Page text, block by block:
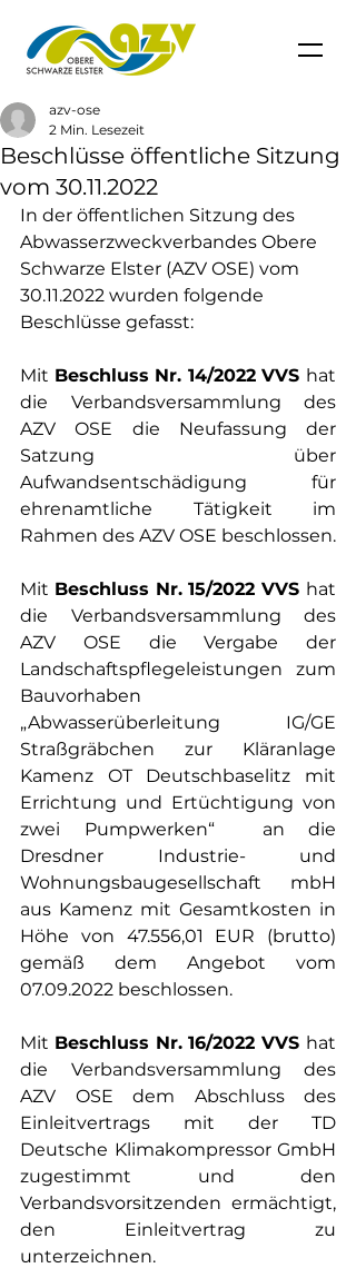
Beschlüsse öffentliche Sitzung
vom 30.11.2022
azv-ose
2 Min. Lesezeit
In der öffentlichen Sitzung des
Abwasserzweckverbandes Obere
Schwarze Elster (AZV OSE) vom
30.11.2022 wurden folgende
Beschlüsse gefasst:
Mit Beschluss Nr. 14/2022 VVS hat
die Verbandsversammlung des
AZV OSE die Neufassung der
Satzung über
Aufwandsentschädigung für
ehrenamtliche Tätigkeit im
Rahmen des AZV OSE beschlossen.
Mit Beschluss Nr. 15/2022 VVS hat
die Verbandsversammlung des
AZV OSE die Vergabe der
Landschaftspflegeleistungen zum
Bauvorhaben
„Abwasserüberleitung IG/GE
Straßgräbchen zur Kläranlage
Kamenz OT Deutschbaselitz mit
Errichtung und Ertüchtigung von
zwei Pumpwerken“  an die
Dresdner Industrie- und
Wohnungsbaugesellschaft mbH
aus Kamenz mit Gesamtkosten in
Höhe von 47.556,01 EUR (brutto)
gemäß dem Angebot vom
07.09.2022 beschlossen.
Mit Beschluss Nr. 16/2022 VVS hat
die Verbandsversammlung des
AZV OSE dem Abschluss des
Einleitvertrags mit der TD
Deutsche Klimakompressor GmbH
zugestimmt und den
Verbandsvorsitzenden ermächtigt,
den Einleitvertrag zu
unterzeichnen.